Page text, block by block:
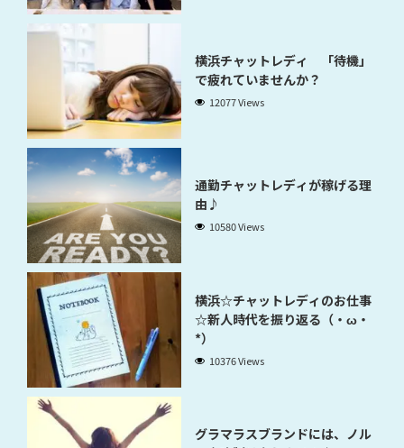
横浜チャットレディ 「待機」
で疲れていませんか？
12077 Views
通勤チャットレディが稼げる理
由♪
10580 Views
横浜☆チャットレディのお仕事
☆新人時代を振り返る（・ω・
*）
10376 Views
グラマラスブランドには、ノル